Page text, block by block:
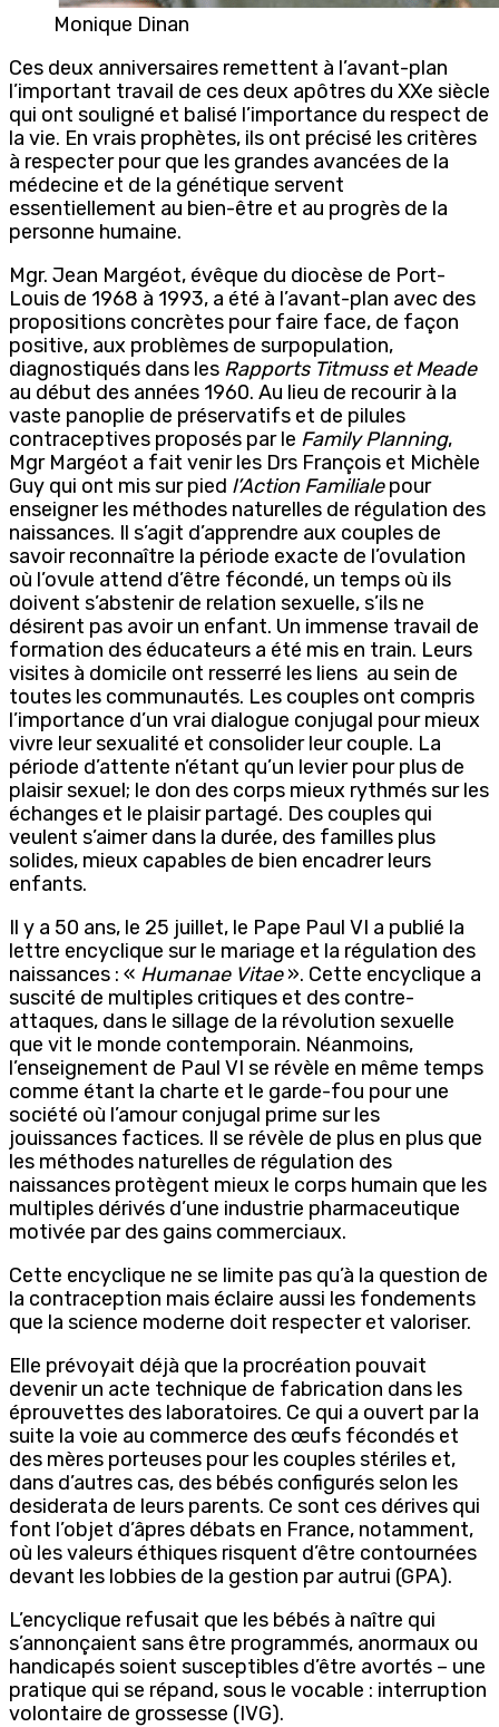
Monique Dinan
Ces deux anniversaires remettent à l’avant-plan
l’important travail de ces deux apôtres du XXe siècle
qui ont souligné et balisé l’importance du respect de
la vie. En vrais prophètes, ils ont précisé les critères
à respecter pour que les grandes avancées de la
médecine et de la génétique servent
essentiellement au bien-être et au progrès de la
personne humaine.
Mgr. Jean Margéot, évêque du diocèse de Port-
Louis de 1968 à 1993, a été à l’avant-plan avec des
propositions concrètes pour faire face, de façon
positive, aux problèmes de surpopulation,
diagnostiqués dans les Rapports Titmuss et Meade
au début des années 1960. Au lieu de recourir à la
vaste panoplie de préservatifs et de pilules
contraceptives proposés par le Family Planning,
Mgr Margéot a fait venir les Drs François et Michèle
Guy qui ont mis sur pied l’Action Familialepour
enseigner les méthodes naturelles de régulation des
naissances. Il s’agit d’apprendre aux couples de
savoir reconnaître la période exacte de l’ovulation
où l’ovule attend d’être fécondé, un temps où ils
doivent s’abstenir de relation sexuelle, s’ils ne
désirent pas avoir un enfant. Un immense travail de
formation des éducateurs a été mis en train. Leurs
visites à domicile ont resserré les liens au sein de
toutes les communautés. Les couples ont compris
l’importance d’un vrai dialogue conjugal pour mieux
vivre leur sexualité et consolider leur couple. La
période d’attente n’étant qu’un levier pour plus de
plaisir sexuel; le don des corps mieux rythmés sur les
échanges et le plaisir partagé. Des couples qui
veulent s’aimer dans la durée, des familles plus
solides, mieux capables de bien encadrer leurs
enfants.
Il y a 50 ans, le 25 juillet, le Pape Paul VI a publié la
lettre encyclique sur le mariage et la régulation des
naissances : « Humanae Vitae». Cette encyclique a
suscité de multiples critiques et des contre-
attaques, dans le sillage de la révolution sexuelle
que vit le monde contemporain. Néanmoins,
l’enseignement de Paul VI se révèle en même temps
comme étant la charte et le garde-fou pour une
société où l’amour conjugal prime sur les
jouissances factices. Il se révèle de plus en plus que
les méthodes naturelles de régulation des
naissances protègent mieux le corps humain que les
multiples dérivés d’une industrie pharmaceutique
motivée par des gains commerciaux.
Cette encyclique ne se limite pas qu’à la question de
la contraception mais éclaire aussi les fondements
que la science moderne doit respecter et valoriser.
Elle prévoyait déjà que la procréation pouvait
devenir un acte technique de fabrication dans les
éprouvettes des laboratoires. Ce qui a ouvert par la
suite la voie au commerce des œufs fécondés et
des mères porteuses pour les couples stériles et,
dans d’autres cas, des bébés configurés selon les
desiderata de leurs parents. Ce sont ces dérives qui
font l’objet d’âpres débats en France, notamment,
où les valeurs éthiques risquent d’être contournées
devant les lobbies de la gestion par autrui (GPA).
L’encyclique refusait que les bébés à naître qui
s’annonçaient sans être programmés, anormaux ou
handicapés soient susceptibles d’être avortés – une
pratique qui se répand, sous le vocable : interruption
volontaire de grossesse (IVG).